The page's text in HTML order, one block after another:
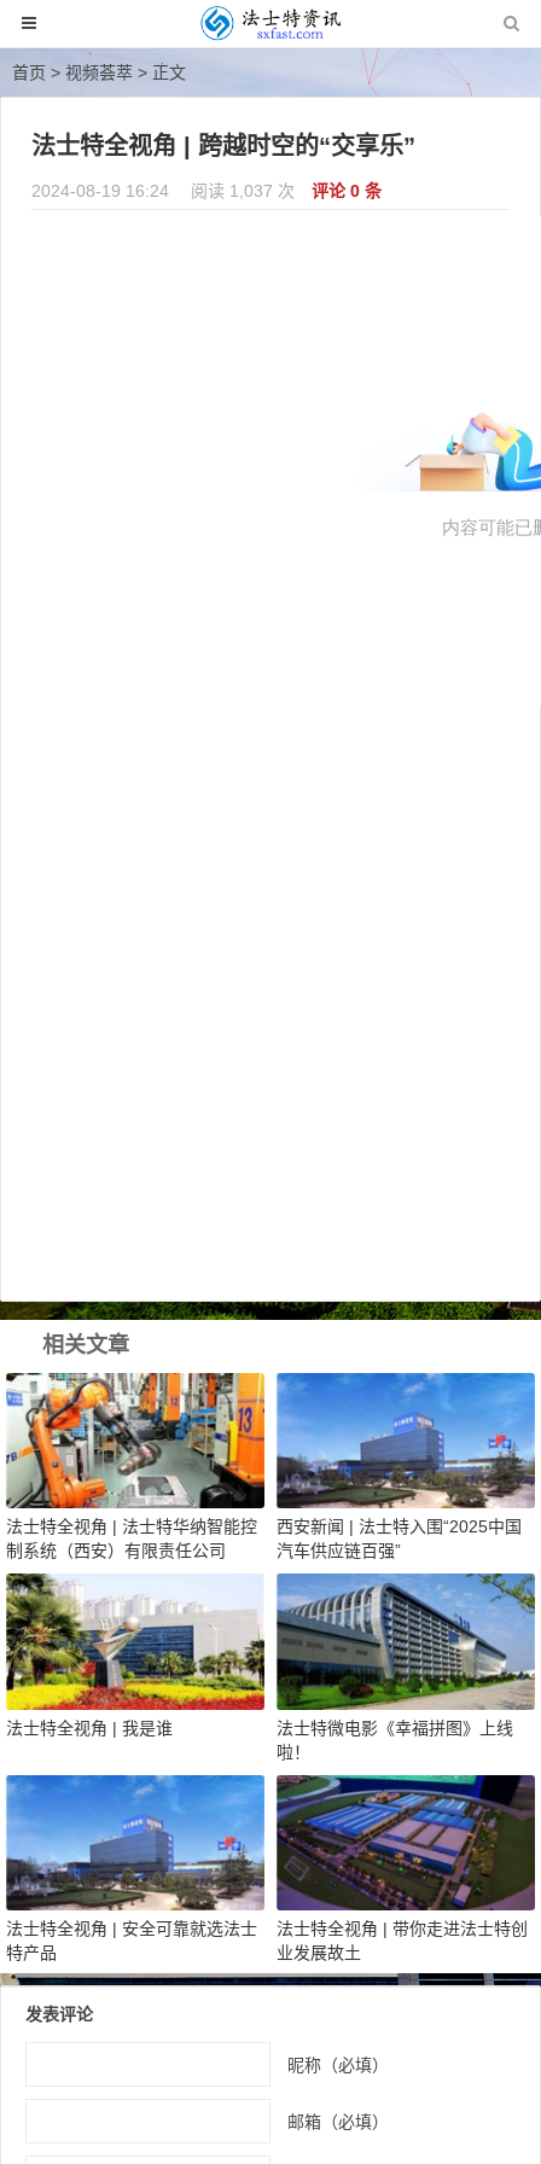
首页 > 视频荟萃 > 正文
法士特全视角 | 跨越时空的“交享乐”
2024-08-19 16:24 阅读 1,037 次 评论 0 条
相关文章
法士特全视角 | 法士特华纳智能控
制系统（西安）有限责任公司
西安新闻 | 法士特入围“2025中国
汽车供应链百强”
法士特全视角 | 我是谁
法士特微电影《幸福拼图》上线
啦！
法士特全视角 | 安全可靠就选法士
特产品
法士特全视角 | 带你走进法士特创
业发展故土
发表评论
昵称（必填）
邮箱（必填）